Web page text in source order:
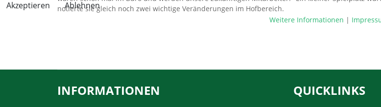
notierte sie gleich noch zwei wichtige Veränderungen im Hofbereich.
INFORMATIONEN QUICKLINKS
Akzeptieren Ablehnen
Weitere Informationen |